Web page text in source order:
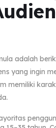
adalah
yang ingin
memiliki